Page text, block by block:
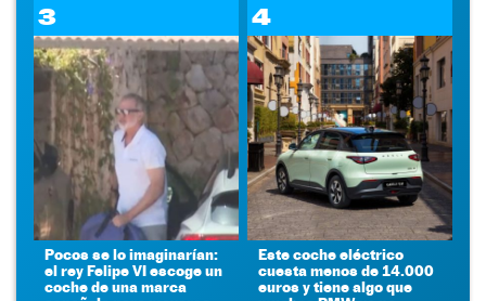
3
Pocos se lo imaginarían:
el rey Felipe VI escoge un
coche de una marca
4
Este coche eléctrico
cuesta menos de 14.000
euros y tiene algo que